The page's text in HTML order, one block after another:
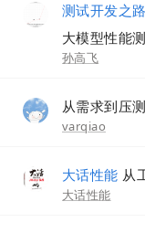
测试开发之路
大模型性能
孙高飞
从需求到压
varqiao
大话性能 从
大话性能